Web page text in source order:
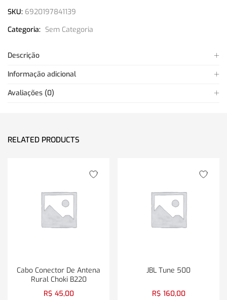
SKU: 6920197841139
Categoria: Sem Categoria
Descrição
Informação adicional
Avaliações (0)
RELATED PRODUCTS
Cabo Conector De Antena
Rural Choki B220
R$ 45,00
JBL Tune 500
R$ 160,00